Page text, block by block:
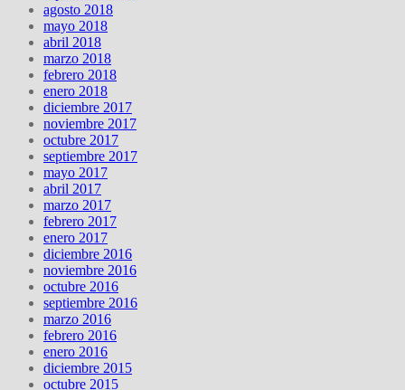
agosto 2018
mayo 2018
abril 2018
marzo 2018
febrero 2018
enero 2018
diciembre 2017
noviembre 2017
octubre 2017
septiembre 2017
mayo 2017
abril 2017
marzo 2017
febrero 2017
enero 2017
diciembre 2016
noviembre 2016
octubre 2016
septiembre 2016
marzo 2016
febrero 2016
enero 2016
diciembre 2015
octubre 2015